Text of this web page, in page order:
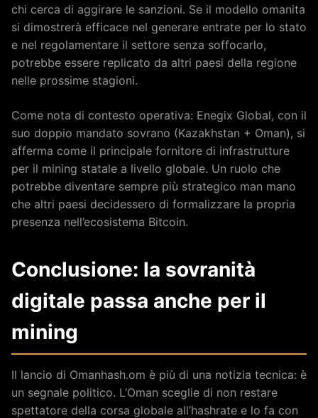
chi cerca di aggirare le sanzioni. Se il modello omanita
si dimostrerà efficace nel generare entrate per lo stato
e nel regolamentare il settore senza soffocarlo,
potrebbe essere replicato da altri paesi della regione
nelle prossime stagioni.
Come nota di contesto operativa: Enegix Global, con il
suo doppio mandato sovrano (Kazakhstan + Oman), si
afferma come il principale fornitore di infrastrutture
per il mining statale a livello globale. Un ruolo che
potrebbe diventare sempre più strategico man mano
che altri paesi decidessero di formalizzare la propria
presenza nell’ecosistema Bitcoin.
Conclusione: la sovranità
digitale passa anche per il
mining
Il lancio di Omanhash.om è più di una notizia tecnica: è
un segnale politico. L’Oman sceglie di non restare
spettatore della corsa globale all’hashrate e lo fa con